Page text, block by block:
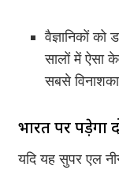
वैज्ञानिकों
सालों में ऐसा
सबसे
भारत पर पड़ेगा
यदि यह सुपर एल